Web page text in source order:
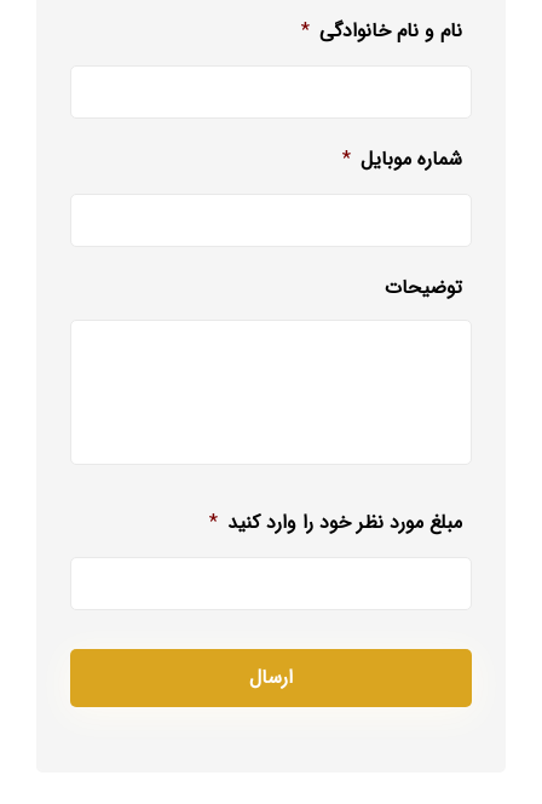
نام و نام خانوادگی *
شماره موبایل *
توضیحات
مبلغ مورد نظر خود را وارد کنید *